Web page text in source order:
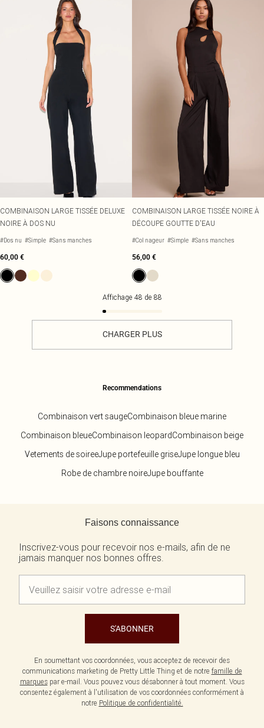
COMBINAISON LARGE TISSÉE DELUXE
NOIRE À DOS NU
#Dos nu #Simple #Sans manches
60,00 €
COMBINAISON LARGE TISSÉE NOIRE À
DÉCOUPE GOUTTE D'EAU
#Col nageur #Simple #Sans manches
56,00 €
Affichage 48 de 88
CHARGER PLUS
Recommendations
Combinaison vert saugeCombinaison bleue marine
Combinaison bleueCombinaison leopardCombinaison beige
Vetements de soireeJupe portefeuille griseJupe longue bleu
Robe de chambre noireJupe bouffante
Faisons connaissance
Inscrivez-vous pour recevoir nos e-mails, afin de ne
jamais manquer nos bonnes offres.
S'ABONNER
En soumettant vos coordonnées, vous acceptez de recevoir des
communications marketing de Pretty Little Thing et de notre famille de
marquespar e-mail. Vous pouvez vous désabonner à tout moment. Vous
consentez également à l'utilisation de vos coordonnées conformément à
notre Politique de confidentialité.